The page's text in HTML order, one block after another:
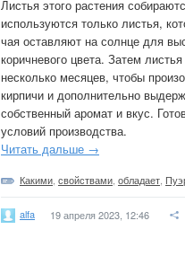
Листья этого растения
используются только листья,
чая оставляют на солнце для
коричневого цвета. Затем
несколько месяцев, чтобы
кирпичи и дополнительно
собственный аромат и вкус.
условий производства.
Читать дальше →
Какими свойствами обладает
alfa 19 апреля 2023, 12:46